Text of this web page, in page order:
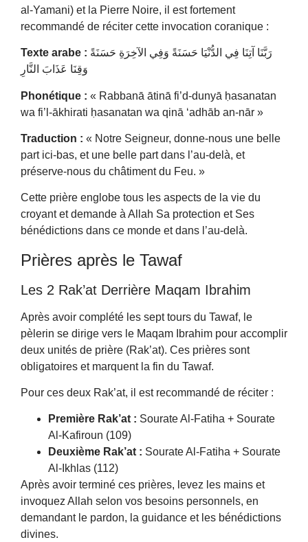
al-Yamani) et la Pierre Noire, il est fortement
recommandé de réciter cette invocation coranique :
Texte arabe :
وَقِنَا عَذَابَ النَّارِ
Phonétique : « Rabbanā ātinā fi’d-dunyā ḥasanatan
wa fi’l-ākhirati ḥasanatan wa qinā ‘adhāb an-nār »
Traduction : « Notre Seigneur, donne-nous une belle
part ici-bas, et une belle part dans l’au-delà, et
préserve-nous du châtiment du Feu. »
Cette prière englobe tous les aspects de la vie du
croyant et demande à Allah Sa protection et Ses
bénédictions dans ce monde et dans l’au-delà.
Prières après le Tawaf
Les 2 Rak’at Derrière Maqam Ibrahim
Après avoir complété les sept tours du Tawaf, le
pèlerin se dirige vers le Maqam Ibrahim pour accomplir
deux unités de prière (Rak’at). Ces prières sont
obligatoires et marquent la fin du Tawaf.
Pour ces deux Rak’at, il est recommandé de réciter :
Première Rak’at : Sourate Al-Fatiha + Sourate
Al-Kafiroun (109)
Deuxième Rak’at : Sourate Al-Fatiha + Sourate
Al-Ikhlas (112)
Après avoir terminé ces prières, levez les mains et
invoquez Allah selon vos besoins personnels, en
demandant le pardon, la guidance et les bénédictions
divines.